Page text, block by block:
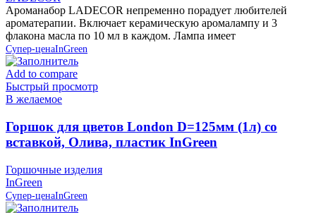
Ароманабор LADECOR непременно порадует любителей
ароматерапии. Включает керамическую аромалампу и 3
флакона масла по 10 мл в каждом. Лампа имеет
Супер-ценаInGreen
Add to compare
Быстрый просмотр
В желаемое
Горшок для цветов London D=125мм (1л) со
вставкой, Олива, пластик InGreen
Горшочные изделия
InGreen
Супер-ценаInGreen